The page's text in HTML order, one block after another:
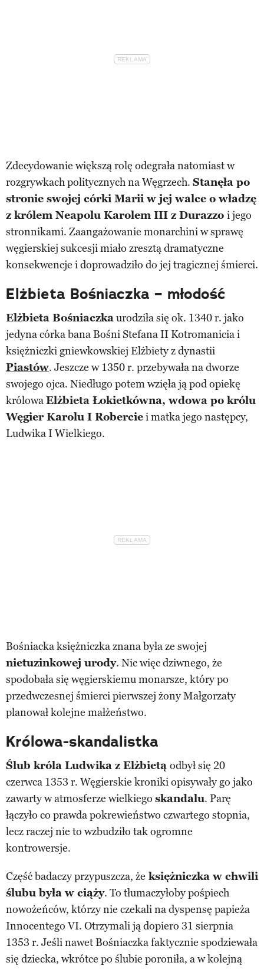
Zdecydowanie większą rolę odegrała natomiast w
rozgrywkach politycznych na Węgrzech. Stanęła po
stronie swojej córki Marii w jej walce o władzę
z królem Neapolu Karolem III z Durazzo i jego
stronnikami. Zaangażowanie monarchini w sprawę
węgierskiej sukcesji miało zresztą dramatyczne
konsekwencje i doprowadziło do jej tragicznej śmierci.
Elżbieta Bośniaczka – młodość
Elżbieta Bośniaczkaurodziła się ok. 1340 r. jako
jedyna córka bana Bośni Stefana II Kotromanicia i
księżniczki gniewkowskiej Elżbiety z dynastii
Piastów. Jeszcze w 1350 r. przebywała na dworze
swojego ojca. Niedługo potem wzięła ją pod opiekę
królowaElżbieta Łokietkówna, wdowa po królu
Węgier Karolu I Roberciei matka jego następcy,
Ludwika I Wielkiego.
Bośniacka księżniczka znana była ze swojej
nietuzinkowej urody. Nic więc dziwnego, że
spodobała się węgierskiemu monarsze, który po
przedwczesnej śmierci pierwszej żony Małgorzaty
planował kolejne małżeństwo.
Królowa-skandalistka
Ślub króla Ludwika z Elżbietą odbył się 20
czerwca 1353 r. Węgierskie kroniki opisywały go jako
zawarty w atmosferze wielkiego skandalu. Parę
łączyło co prawda pokrewieństwo czwartego stopnia,
lecz raczej nie to wzbudziło tak ogromne
kontrowersje.
Część badaczy przypuszcza, że księżniczka w chwili
ślubu była w ciąży. To tłumaczyłoby pośpiech
nowożeńców, którzy nie czekali na dyspensę papieża
Innocentego VI. Otrzymali ją dopiero 31 sierpnia
1353 r. Jeśli nawet Bośniaczka faktycznie spodziewała
się dziecka, wkrótce po ślubie poroniła, a w kolejną